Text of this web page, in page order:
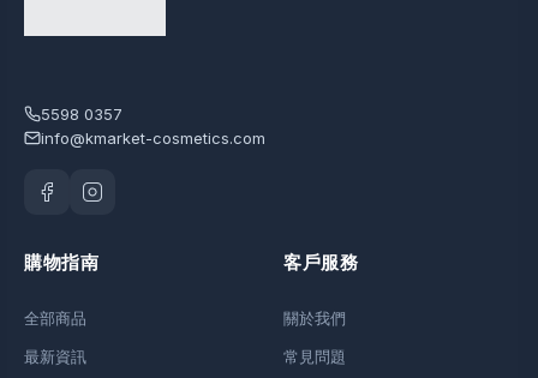
5598 0357
info@kmarket-cosmetics.com
購物指南
全部商品
最新資訊
客戶服務
關於我們
常見問題